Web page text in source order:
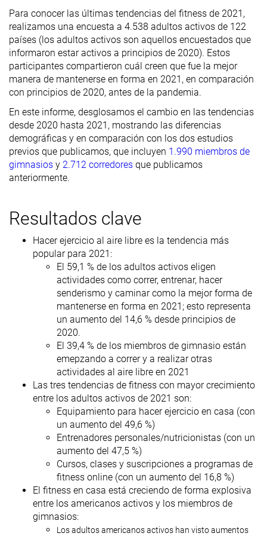
Para conocer las últimas tendencias del fitness de 2021,
realizamos una encuesta a 4.538 adultos activos de 122
países (los adultos activos son aquellos encuestados que
informaron estar activos a principios de 2020). Estos
participantes compartieron cuál creen que fue la mejor
manera de mantenerse en forma en 2021, en comparación
con principios de 2020, antes de la pandemia.
En este informe, desglosamos el cambio en las tendencias
desde 2020 hasta 2021, mostrando las diferencias
demográficas y en comparación con los dos estudios
previos que publicamos, que incluyen 1.990 miembros de
gimnasios y 2.712 corredores que publicamos
anteriormente.
Resultados clave
Hacer ejercicio al aire libre es la tendencia más
popular para 2021:
El 59,1 % de los adultos activos eligen
actividades como correr, entrenar, hacer
senderismo y caminar como la mejor forma de
mantenerse en forma en 2021; esto representa
un aumento del 14,6 % desde principios de
2020.
El 39,4 % de los miembros de gimnasio están
emepzando a correr y a realizar otras
actividades al aire libre en 2021
Las tres tendencias de fitness con mayor crecimiento
entre los adultos activos de 2021 son:
Equipamiento para hacer ejercicio en casa (con
un aumento del 49,6 %)
Entrenadores personales/nutricionistas (con un
aumento del 47,5 %)
Cursos, clases y suscripciones a programas de
fitness online (con un aumento del 16,8 %)
El fitness en casa está creciendo de forma explosiva
entre los americanos activos y los miembros de
gimnasios:
Los adultos americanos activos han visto aumentos